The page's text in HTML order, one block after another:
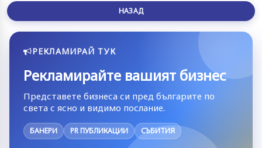
НАЗАД
РЕКЛАМИРАЙ ТУК
Рекламирайте вашият бизнес
Представете бизнеса си пред българите по
света с ясно и видимо послание.
БАНЕРИ PR ПУБЛИКАЦИИ СЪБИТИЯ